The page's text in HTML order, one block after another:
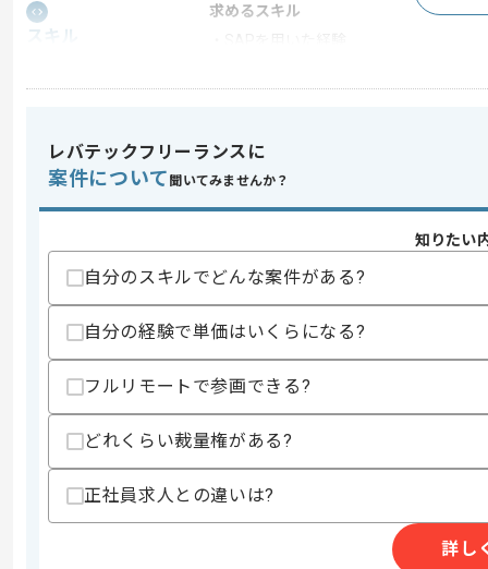
スキル
求めるスキル
その他募集要項
募集人数
1人
作業開始日
エージェントからのコ
週5日常駐での作業を想定しております
レバテックフリーランスに
案件について 聞いてみませんか？
知りたい
自分のスキルでどんな案件がある?
自分の経験で単価はいくらになる?
フルリモートで参画できる?
どれくらい裁量権がある?
正社員求人との違いは?
詳し